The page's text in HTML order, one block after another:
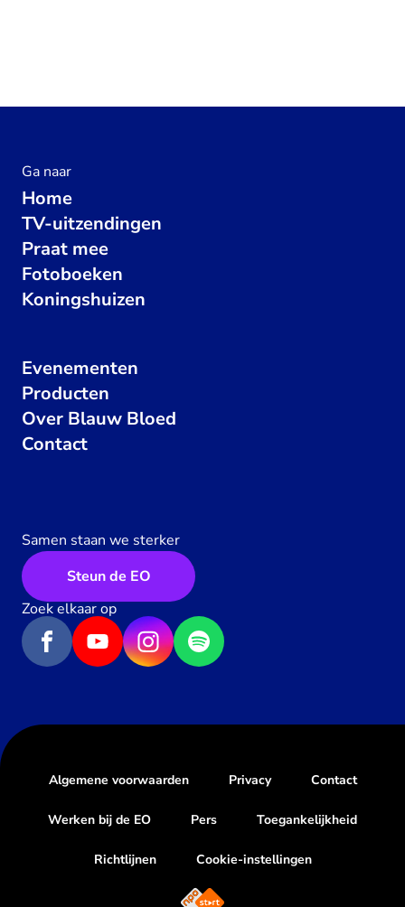
Ga naar
Home
TV-uitzendingen
Praat mee
Fotoboeken
Koningshuizen
Evenementen
Producten
Over Blauw Bloed
Contact
Samen staan we sterker
Steun de EO
Zoek elkaar op
Algemene voorwaarden Privacy Contact
Werken bij de EO Pers Toegankelijkheid
Richtlijnen Cookie-instellingen